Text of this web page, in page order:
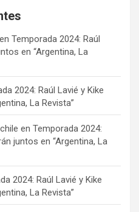
en Temporada 2024: Raúl
en “Argentina, La
2024: Raúl Lavié y Kike
La Revista”
en Temporada 2024:
juntos en “Argentina, La
2024: Raúl Lavié y Kike
La Revista”